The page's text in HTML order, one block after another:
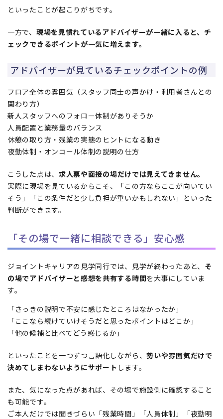
といったことが起こりがちです。
一方で、 現場を見慣れているアドバイザーが一緒に入ると、チ
ェックできるポイントが一気に増えます。
アドバイザーが見ているチェックポイントの例
フロア全体の雰囲気（スタッフ同士の声かけ・利用者さんとの
関わり方）
新人スタッフへのフォロー体制がありそうか
人員配置と業務量のバランス
休憩の取り方・残業の実態のヒントになる動き
夜勤体制・オンコール体制の説明の仕方
こうした点は、 求人票や面接の場だけでは見えてきません。
実際に現場を見ているからこそ、「この方ならここが向いてい
そう」「この条件だと少し負担が重いかもしれない」といった
判断ができます。
「その場で一緒に相談できる」安心感
ジョイントキャリアの見学同行では、見学が終わったあと、 そ
の場でアドバイザーと感想を共有する時間を大事にしていま
す。
「さっきの説明で不安に感じたところはなかったか」
「ここなら続けていけそうだと思ったポイントはどこか」
「他の候補と比べてどう感じるか」
といったことを一つずつ言語化しながら、勢いや雰囲気だけで
決めてしまわないようにサポート します。
また、気になった点があれば、その場で施設側に確認すること
も可能です。
ご本人だけでは聞きづらい「残業時間」「人員体制」「夜勤明